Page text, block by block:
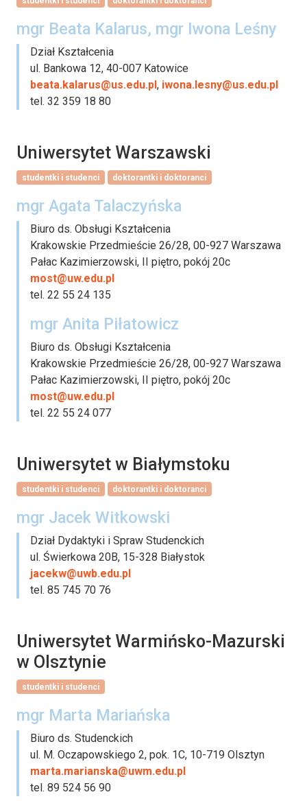
mgr Beata Kalarus, mgr Iwona Leśny
Dział Kształcenia
ul. Bankowa 12, 40-007 Katowice
beata.kalarus@us.edu.pl, iwona.lesny@us.edu.pl
tel. 32 359 18 80
Uniwersytet Warszawski
studentki i studenci doktorantki i doktoranci
mgr Agata Talaczyńska
Biuro ds. Obsługi Kształcenia
Krakowskie Przedmieście 26/28, 00-927 Warszawa
Pałac Kazimierzowski, II piętro, pokój 20c
most@uw.edu.pl
tel. 22 55 24 135
mgr Anita Piłatowicz
Biuro ds. Obsługi Kształcenia
Krakowskie Przedmieście 26/28, 00-927 Warszawa
Pałac Kazimierzowski, II piętro, pokój 20c
most@uw.edu.pl
tel. 22 55 24 077
Uniwersytet w Białymstoku
studentki i studenci doktorantki i doktoranci
mgr Jacek Witkowski
Dział Dydaktyki i Spraw Studenckich
ul. Świerkowa 20B, 15-328 Białystok
jacekw@uwb.edu.pl
tel. 85 745 70 76
Uniwersytet Warmińsko-Mazurski
w Olsztynie
studentki i studenci
mgr Marta Mariańska
Biuro ds. Studenckich
ul. M. Oczapowskiego 2, pok. 1C, 10-719 Olsztyn
marta.marianska@uwm.edu.pl
tel. 89 524 56 90